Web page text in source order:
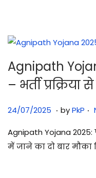
Agnipath
– भर्ती
Posted on
24/07/2025 2
/
1
. byPkP .
Agnipath Yojana
में जाने का दो बार